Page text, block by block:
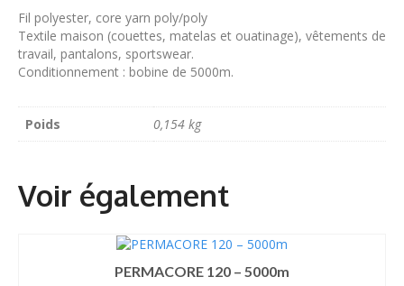
Fil polyester, core yarn poly/poly
Textile maison (couettes, matelas et ouatinage), vêtements de
travail, pantalons, sportswear.
Conditionnement : bobine de 5000m.
Poids 0,154 kg
PERMACORE 120 – 5000m